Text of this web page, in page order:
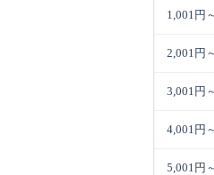
1,001円
2,001円
3,001円
4,001円
5,001円～